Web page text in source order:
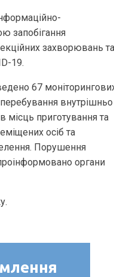
запобігання
захворювань та
19.
67
внутрішньо
місць приготування та
осіб та
Порушення
органи